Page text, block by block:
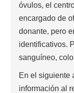
óvulos, el
encargado de
donante, pero
identificativos.
sanguíneo,
En el siguiente
información al